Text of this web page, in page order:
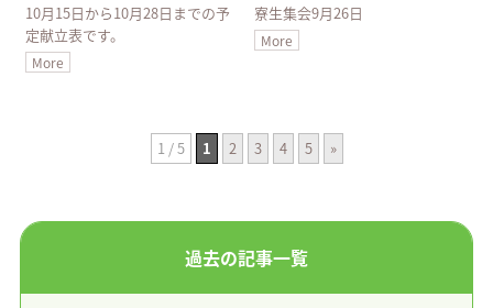
10月15日から10月28日までの予
定献立表です。
More
寮生集会9月26日
More
1 / 5 1 2 3 4 5 »
過去の記事一覧